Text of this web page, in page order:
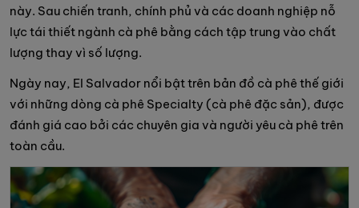
này. Sau chiến tranh, chính phủ và các doanh nghiệp nỗ
lực tái thiết ngành cà phê bằng cách tập trung vào chất
lượng thay vì số lượng.
Ngày nay, El Salvador nổi bật trên bản đồ cà phê thế giới
với những dòng cà phê Specialty (cà phê đặc sản), được
đánh giá cao bởi các chuyên gia và người yêu cà phê trên
toàn cầu.